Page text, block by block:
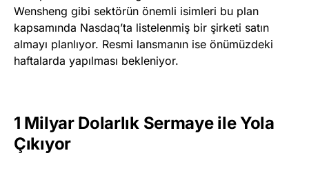
Wensheng gibi sektörün önemli isimleri bu plan
kapsamında Nasdaq’ta listelenmiş bir şirketi satın
almayı planlıyor. Resmi lansmanın ise önümüzdeki
haftalarda yapılması bekleniyor.
1 Milyar Dolarlık Sermaye ile Yola
Çıkıyor